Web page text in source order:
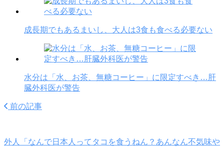
成長期でもあるまいし、大人は3食も食べる必要ない
水分は「水、お茶、無糖コーヒー」に限定すべき…肝
臓外科医が警告
前の記事
外人「なんで日本人ってタコを食うねん？あんなん不気味や